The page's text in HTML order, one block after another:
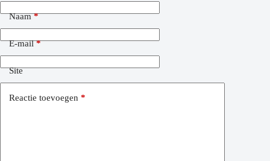
Naam*
E-mail*
Site
Reactie toevoegen *